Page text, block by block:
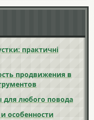
практичні
продвижения в
любого повода
особенности